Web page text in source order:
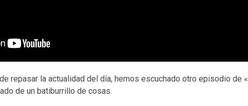
repasar la actualidad del día, hemos escuchado otro episodio de «
de un batiburrillo de cosas.